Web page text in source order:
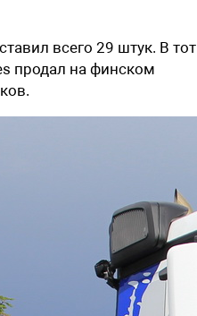
всего 29 штук. В тот
продал на финском